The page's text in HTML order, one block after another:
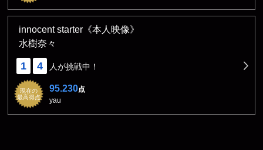
innocent starter《本人映像》
水樹奈々
1 4 人が挑戦中！
現在の
最高得点
95.230点
yau